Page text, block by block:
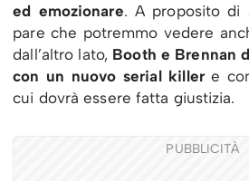
ed emozionare. A proposito di
pare che potremmo vedere
dall’altro lato, Booth e Brennan
con un nuovo serial killere
cui dovrà essere fatta giustizia.
PUBBLICITÀ